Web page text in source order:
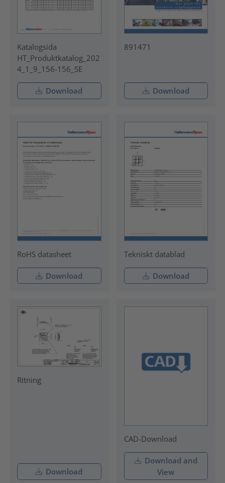
Katalogsida
HT_Produktkatalog_202
4_1_9_156-156_SE
Download
891471
Download
RoHS datasheet
Download
Tekniskt datablad
Download
Ritning
Download
CAD-Download
Download and
View